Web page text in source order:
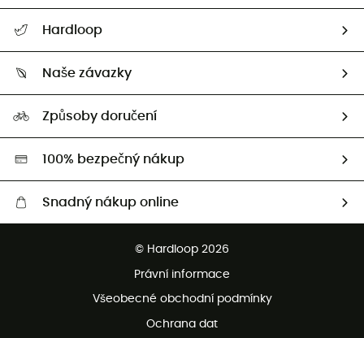
Vrácení zboží a peněz
Hardloop
Naši Ambasadoři
Naše závazky
HardGreen
Způsoby doručení
100% bezpečný nákup
Snadný nákup online
Bezplatná zákaznická služba
© Hardloop 2026
Právní informace
Všeobecné obchodní podmínky
Ochrana dat